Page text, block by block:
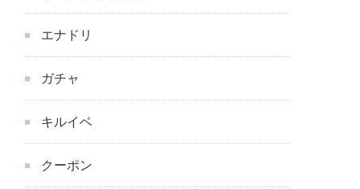
エナドリ
ガチャ
キルイベ
クーポン